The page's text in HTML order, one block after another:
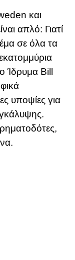
και
απλό: Γιατί
σε όλα τα
Ίδρυμα Bill
υποψίες για